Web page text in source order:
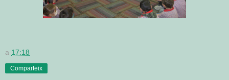
a 17:18
Comparteix